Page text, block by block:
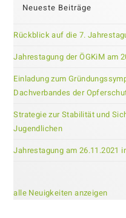
Neueste Beiträge
Rückblick auf die 7.
Jahrestagung der ÖGKiM am
Einladung zum
Dachverbandes der
Strategie zur Stabilität und
Jugendlichen
Jahrestagung am 26.11.2021
alle Neuigkeiten anzeigen